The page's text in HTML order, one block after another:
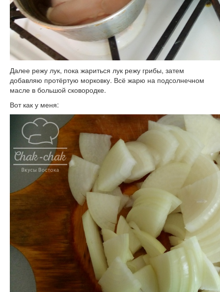
Далее режу лук, пока жариться лук режу грибы, затем
добавляю протёртую морковку. Всё жарю на подсолнечном
масле в большой сковородке.
Вот как у меня: